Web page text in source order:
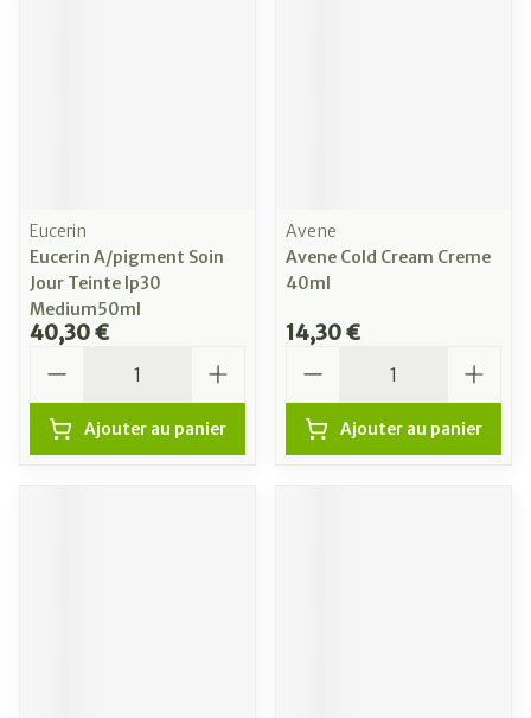
Eucerin
Eucerin A/pigment Soin
Jour Teinte Ip30
Medium50ml
40,30 €
Ajouter au panier
Avene
Avene Cold Cream Creme
40ml
14,30 €
Ajouter au panier